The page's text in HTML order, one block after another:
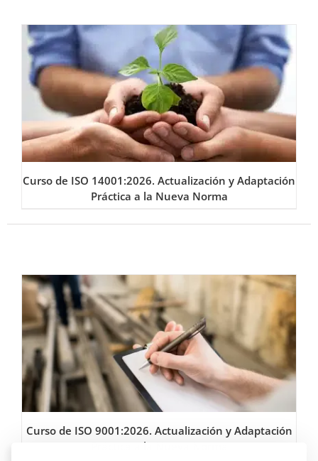
Curso de ISO 14001:2026. Actualización y Adaptación
Práctica a la Nueva Norma
Curso de ISO 9001:2026. Actualización y Adaptación
Práctica a la Nueva Norma